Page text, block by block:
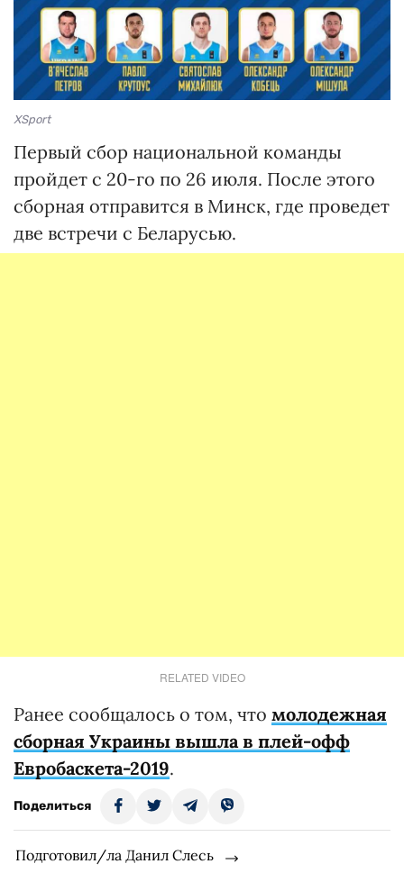
XSport
Первый сбор национальной команды
пройдет с 20-го по 26 июля. После этого
сборная отправится в Минск, где проведет
две встречи с Беларусью.
RELATED VIDEO
Ранее сообщалось о том, что молодежная
сборная Украины вышла в плей-офф
Евробаскета-2019.
Поделиться
Подготовил/ла Данил Слесь